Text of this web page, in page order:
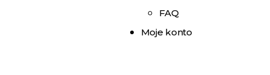
FAQ
Moje konto